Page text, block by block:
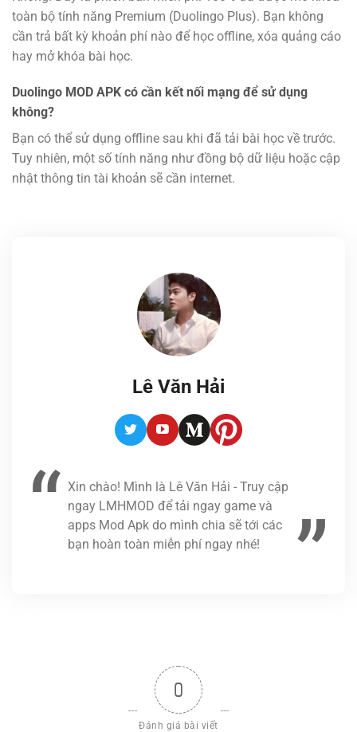
toàn bộ tính năng Premium (Duolingo Plus). Bạn không
cần trả bất kỳ khoản phí nào để học offline, xóa quảng cáo
hay mở khóa bài học.
Duolingo MOD APK có cần kết nối mạng để sử dụng
không?
Bạn có thể sử dụng offline sau khi đã tải bài học về trước.
Tuy nhiên, một số tính năng như đồng bộ dữ liệu hoặc cập
nhật thông tin tài khoản sẽ cần internet.
Lê Văn Hải
TwitterYoutubeMediumPinterest
Xin chào! Mình là Lê Văn Hải - Truy cập
ngay LMHMOD để tải ngay game và
apps Mod Apk do mình chia sẽ tới các
bạn hoàn toàn miễn phí ngay nhé!
0
Đánh giá bài viết